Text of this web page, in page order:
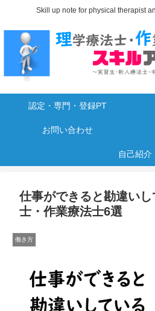
Skill up note for physical therapist
認定・専門・登録PT
お問い合わせ
自己紹介
仕事ができると勘違い
士・作業療法士6選
働き方